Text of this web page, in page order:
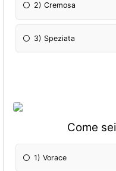
2) Cremosa
3) Speziata
Come
1) Vorace